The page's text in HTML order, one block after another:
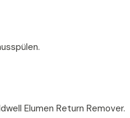
Elumen Return Remover.